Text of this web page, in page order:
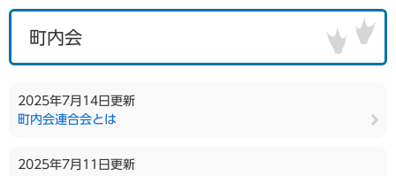
町内会
2025年7月14日更新
町内会連合会とは
2025年7月11日更新